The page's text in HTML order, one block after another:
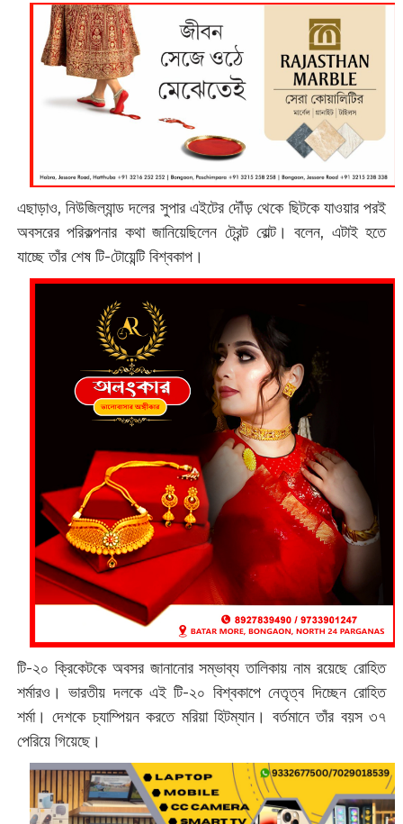
এছাড়াও, নিউজিল্যান্ড দলের সুপার এইটের দৌঁড় থেকে ছিটকে যাওয়ার পরই
অবসরের পরিকল্পনার কথা জানিয়েছিলেন ট্রেন্ট বোল্ট। বলেন, এটাই হতে
যাচ্ছে তাঁর শেষ টি-টোয়েন্টি বিশ্বকাপ।
টি-২০ ক্রিকেটকে অবসর জানানোর সম্ভাব্য তালিকায় নাম রয়েছে রোহিত
শর্মারও। ভারতীয় দলকে এই টি-২০ বিশ্বকাপে নেতৃত্ব দিচ্ছেন রোহিত
শর্মা। দেশকে চ্যাম্পিয়ন করতে মরিয়া হিটম্যান। বর্তমানে তাঁর বয়স ৩৭
পেরিয়ে গিয়েছে।